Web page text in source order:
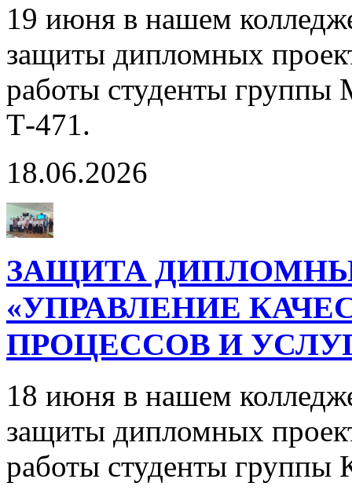
19 июня в нашем
защиты дипломных
работы студенты
Т-471.
18.06.2026
ЗАЩИТА
«УПРАВЛЕНИЕ
ПРОЦЕССОВ И
18 июня в нашем
защиты дипломных
работы студенты